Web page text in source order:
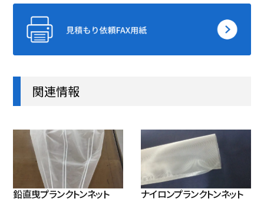
関連情報
鉛直曳プランクトンネット ナイロンプランクトンネット